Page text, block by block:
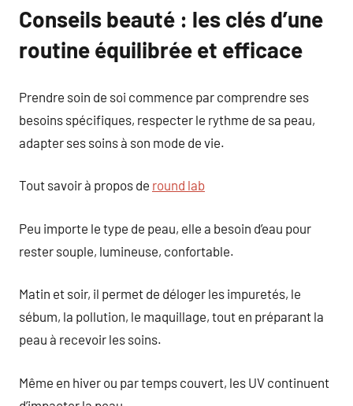
Conseils beauté : les clés d’une
routine équilibrée et efficace
Prendre soin de soi commence par comprendre ses
besoins spécifiques, respecter le rythme de sa peau,
adapter ses soins à son mode de vie.
Tout savoir à propos de round lab
Peu importe le type de peau, elle a besoin d’eau pour
rester souple, lumineuse, confortable.
Matin et soir, il permet de déloger les impuretés, le
sébum, la pollution, le maquillage, tout en préparant la
peau à recevoir les soins.
Même en hiver ou par temps couvert, les UV continuent